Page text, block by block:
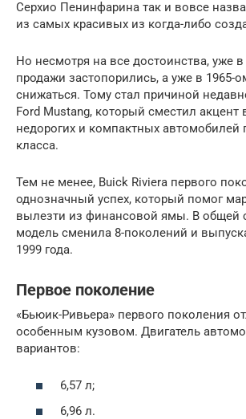
Серхио Пенинфарина так и вовсе
из самых красивых из когда-либо
Но несмотря на все достоинства, уже в
продажи застопорились, а уже в 1965-
снижаться. Тому стал причиной
Ford Mustang, который сместил акцент
недорогих и компактных автомобилей
класса.
Тем не менее, Buick Riviera первого
однозначный успех, который помог
вылезти из финансовой ямы. В общей
модель сменила 8-поколений и
1999 года.
Первое поколение
«Бьюик-Ривьера» первого поколения
особенным кузовом. Двигатель
вариантов:
6,57 л;
6,96 л.